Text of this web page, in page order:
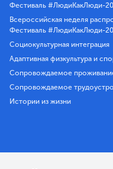
Фестиваль #ЛюдиКакЛюди-
Всероссийская неделя
Фестиваль #ЛюдиКакЛюди-
Социокультурная интеграция
Адаптивная физкультура и
Сопровождаемое
Сопровождаемое
Истории из жизни